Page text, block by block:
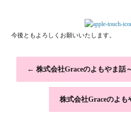
今後ともよろしくお願いいたします。
← 株式会社Graceのよもやま話
株式会社Graceのよも